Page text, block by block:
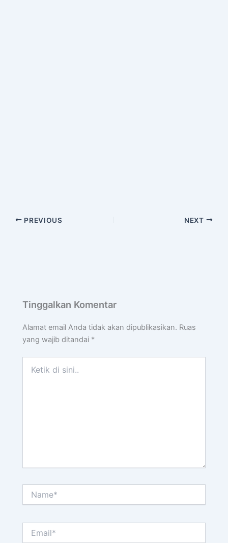
PREVIOUS NEXT
Tinggalkan Komentar
Alamat email Anda tidak akan dipublikasikan. Ruas
yang wajib ditandai *